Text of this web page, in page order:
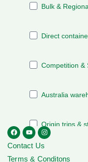
Contact Us
Terms & Conditons